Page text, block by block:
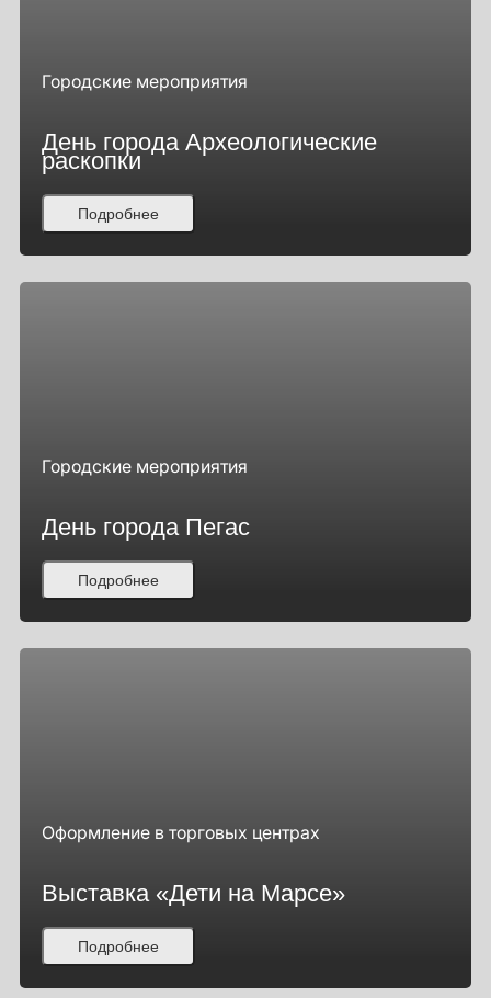
Городские мероприятия
День города Археологические
раскопки
Подробнее
Городские мероприятия
День города Пегас
Подробнее
Оформление в торговых центрах
Выставка «Дети на Марсе»
Подробнее